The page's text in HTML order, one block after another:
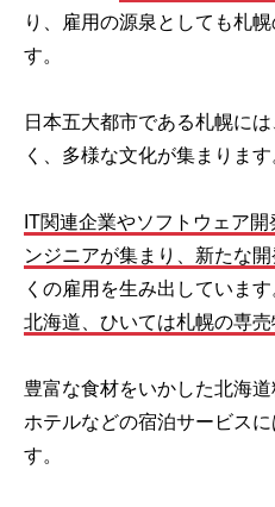
り、雇用の源泉としても札
す。
日本五大都市である札幌に
く、多様な文化が集まります
IT関連企業やソフトウェア
ンジニアが集まり、新たな
くの雇用を生み出しています
北海道、ひいては札幌の専
豊富な食材をいかした北海
ホテルなどの宿泊サービス
す。